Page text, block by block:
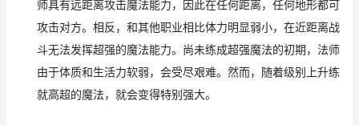
师具有远距离攻击魔法能力，因此在任何距离，任何地形都可
攻击对方。相反，和其他职业相比体力明显弱小，在近距离战
斗无法发挥超强的魔法能力。尚未练成超强魔法的初期，法师
由于体质和生活力软弱，会受尽艰难。然而，随着级别上升练
就高超的魔法，就会变得特别强大。